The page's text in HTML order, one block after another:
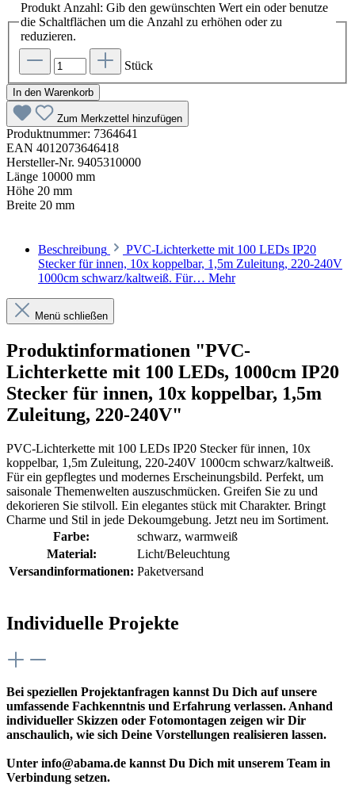
Produkt Anzahl: Gib den gewünschten Wert ein oder benutze
die Schaltflächen um die Anzahl zu erhöhen oder zu
reduzieren.
Stück
In den Warenkorb
Zum Merkzettel hinzufügen
Produktnummer: 7364641
EAN 4012073646418
Hersteller-Nr. 9405310000
Länge 10000 mm
Höhe 20 mm
Breite 20 mm
Beschreibung
PVC-Lichterkette mit 100 LEDs IP20
Stecker für innen, 10x koppelbar, 1,5m Zuleitung, 220-240V
1000cm schwarz/kaltweiß. Für… Mehr
Menü schließen
Produktinformationen "PVC-
Lichterkette mit 100 LEDs, 1000cm IP20
Stecker für innen, 10x koppelbar, 1,5m
Zuleitung, 220-240V"
PVC-Lichterkette mit 100 LEDs IP20 Stecker für innen, 10x
koppelbar, 1,5m Zuleitung, 220-240V 1000cm schwarz/kaltweiß.
Für ein gepflegtes und modernes Erscheinungsbild. Perfekt, um
saisonale Themenwelten auszuschmücken. Greifen Sie zu und
dekorieren Sie stilvoll. Ein elegantes stück mit Charakter. Bringt
Charme und Stil in jede Dekoumgebung. Jetzt neu im Sortiment.
Farbe:
schwarz, warmweiß
Material:
Licht/Beleuchtung
Versandinformationen: Paketversand
Individuelle Projekte
Bei speziellen Projektanfragen kannst Du Dich auf unsere
umfassende Fachkenntnis und Erfahrung verlassen. Anhand
individueller Skizzen oder Fotomontagen zeigen wir Dir
anschaulich, wie sich Deine Vorstellungen realisieren lassen.
Unter info@abama.de kannst Du Dich mit unserem Team in
Verbindung setzen.